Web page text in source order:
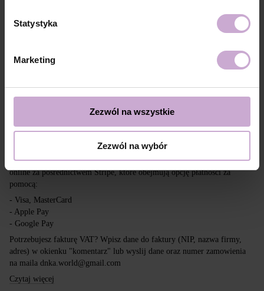
Statystyka
Marketing
Zezwól na wszystkie
Zezwól na wybór
Darmowa dostawa przy zakupach powyżej 650 zł.
Chcemy, aby zakupy były szybkie i łatwe, dlatego akceptujemy płatności
online za pośrednictwem Stripe, które obejmują opcję płatności za
pomocą:
- Visa, MasterCard
- Apple Pay
- Google Pay
Potrzebujesz fakturę VAT? Wpisz dane do faktury (NIP, nazwa firmy,
adres) w okienku "komentarz" lub wyslij dane oraz numer zamowienia
na maila dnka.world@gmail.com
Czytaj więcej